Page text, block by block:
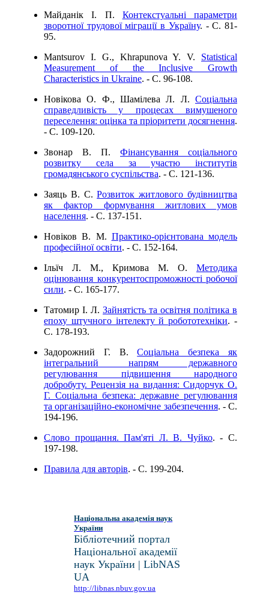
Майданік І. П. Контекстуальні параметри
зворотної трудової міграції в Україну. - C. 81-
95.
Mantsurov I. G., Khrapunova Y. V. Statistical
Measurement of the Inclusive Growth
Characteristics in Ukraine. - C. 96-108.
Новікова О. Ф., Шамілева Л. Л. Соціальна
справедливість у процесах вимушеного
переселення: оцінка та пріоритети досягнення.
- C. 109-120.
Звонар В. П. Фінансування соціального
розвитку села за участю інститутів
громадянського суспільства. - C. 121-136.
Заяць В. С.Розвиток житлового будівництва
як фактор формування житлових умов
населення. - C. 137-151.
Новіков В. М. Практико-орієнтована модель
професійної освіти. - C. 152-164.
Ільїч Л. М., Кримова М. О. Методика
оцінювання конкурентоспроможності робочої
сили. - C. 165-177.
Татомир І. Л. Зайнятість та освітня політика в
епоху штучного інтелекту й робототехніки. -
C. 178-193.
Задорожний Г. В.Соціальна безпека як
інтегральний напрям державного
регулювання підвищення народного
добробуту. Рецензія на видання: Сидорчук О.
Г. Соціальна безпека: державне регулювання
та організаційно-економічне забезпечення. - C.
194-196.
Слово прощання. Пам'яті Л. В. Чуйко. - C.
197-198.
Правила для авторів. - C. 199-204.
Національна академія наук
України
Бібліотечний портал
Національної академії
наук України | LibNAS
UA
http://libnas.nbuv.gov.ua